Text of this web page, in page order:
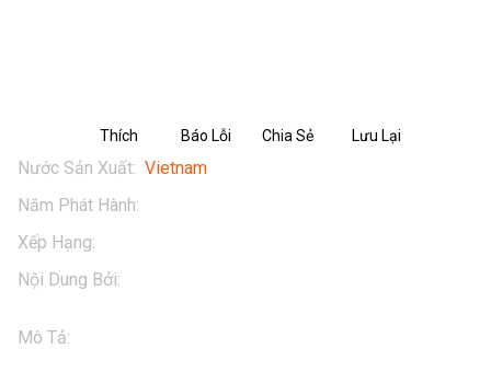
Thích Báo Lỗi Chia Sẻ Lưu Lại
Mô Tả:
Nước Sản Xuất: Vietnam
Năm Phát Hành:
Xếp Hạng:
Nội Dung Bởi: